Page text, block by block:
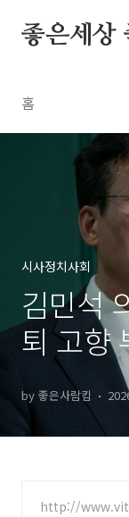
좋은세상
홈
시사정치사회
김민석
퇴 고향
by 좋은사람킴
http://